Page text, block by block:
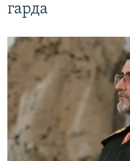
гарда